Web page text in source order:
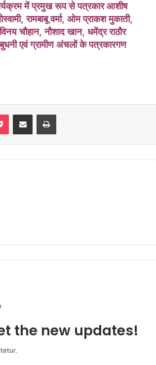
में प्रमुख रूप से पत्रकार आशीष
रामबाबू वर्मा, ओम प्राकश मुकाती,
चौहान, नौशाद खान, धमेंद्र राठौर
एवं ग्रामीण अंचलों के पत्रकारगण
the new updates!